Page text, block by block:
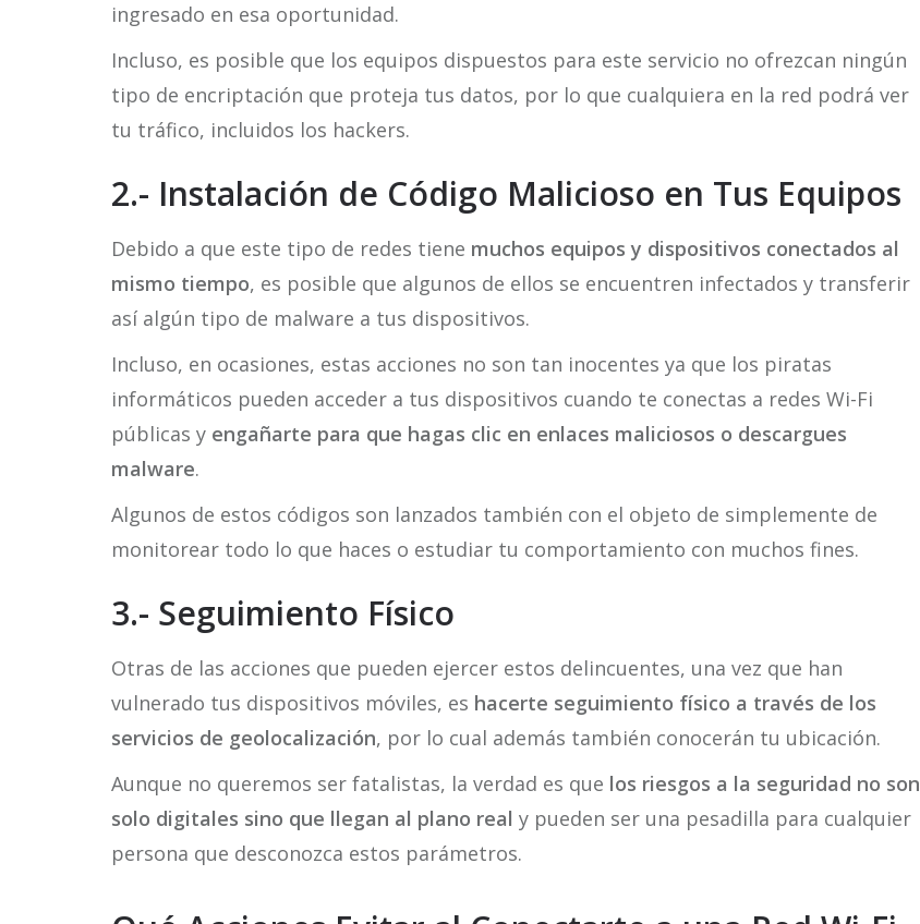
ingresado en esa oportunidad.
Incluso, es posible que los equipos dispuestos para este servicio no ofrezcan ningún
tipo de encriptación que proteja tus datos, por lo que cualquiera en la red podrá ver
tu tráfico, incluidos los hackers.
2.- Instalación de Código Malicioso en Tus Equipos
Debido a que este tipo de redes tiene muchos equipos y dispositivos conectados al
mismo tiempo, es posible que algunos de ellos se encuentren infectados y transferir
así algún tipo de malware a tus dispositivos.
Incluso, en ocasiones, estas acciones no son tan inocentes ya que los piratas
informáticos pueden acceder a tus dispositivos cuando te conectas a redes Wi-Fi
públicas y engañarte para que hagas clic en enlaces maliciosos o descargues
malware.
Algunos de estos códigos son lanzados también con el objeto de simplemente de
monitorear todo lo que haces o estudiar tu comportamiento con muchos fines.
3.- Seguimiento Físico
Otras de las acciones que pueden ejercer estos delincuentes, una vez que han
vulnerado tus dispositivos móviles, es hacerte seguimiento físico a través de los
servicios de geolocalización, por lo cual además también conocerán tu ubicación.
Aunque no queremos ser fatalistas, la verdad es que los riesgos a la seguridad no son
solo digitales sino que llegan al plano real y pueden ser una pesadilla para cualquier
persona que desconozca estos parámetros.